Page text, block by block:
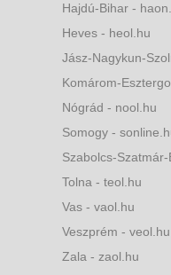
Hajdú-Bihar -
Heves - heol.hu
Jász-Nagykun-
Komárom-
Nógrád - nool.hu
Somogy -
Szabolcs-
Tolna - teol.hu
Vas - vaol.hu
Veszprém - veol.hu
Zala - zaol.hu